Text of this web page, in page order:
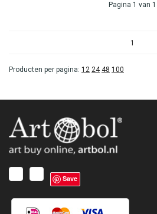
Pagina 1 van 1
1
Producten per pagina: 12 24 48 100
Save